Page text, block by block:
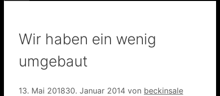
Wir haben ein wenig
umgebaut
13. Mai 201830. Januar 2014 von beckinsale